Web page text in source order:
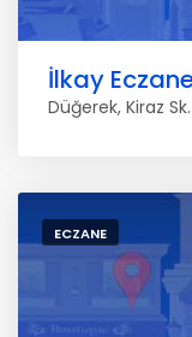
İlkay
Düğerek, Kiraz
ECZANE